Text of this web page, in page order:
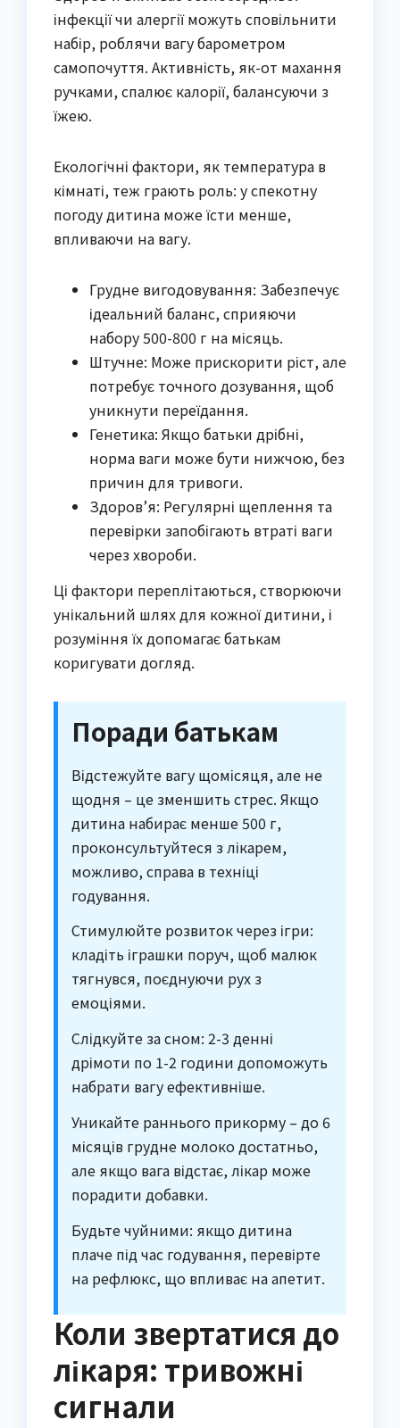
інфекції чи алергії можуть сповільнити
набір, роблячи вагу барометром
самопочуття. Активність, як-от махання
ручками, спалює калорії, балансуючи з
їжею.
Екологічні фактори, як температура в
кімнаті, теж грають роль: у спекотну
погоду дитина може їсти менше,
впливаючи на вагу.
Грудне вигодовування: Забезпечує
ідеальний баланс, сприяючи
набору 500-800 г на місяць.
Штучне: Може прискорити ріст, але
потребує точного дозування, щоб
уникнути переїдання.
Генетика: Якщо батьки дрібні,
норма ваги може бути нижчою, без
причин для тривоги.
Здоров’я: Регулярні щеплення та
перевірки запобігають втраті ваги
через хвороби.
Ці фактори переплітаються, створюючи
унікальний шлях для кожної дитини, і
розуміння їх допомагає батькам
коригувати догляд.
Поради батькам
Відстежуйте вагу щомісяця, але не
щодня – це зменшить стрес. Якщо
дитина набирає менше 500 г,
проконсультуйтеся з лікарем,
можливо, справа в техніці
годування.
Стимулюйте розвиток через ігри:
кладіть іграшки поруч, щоб малюк
тягнувся, поєднуючи рух з
емоціями.
Слідкуйте за сном: 2-3 денні
дрімоти по 1-2 години допоможуть
набрати вагу ефективніше.
Уникайте раннього прикорму – до 6
місяців грудне молоко достатньо,
але якщо вага відстає, лікар може
порадити добавки.
Будьте чуйними: якщо дитина
плаче під час годування, перевірте
на рефлюкс, що впливає на апетит.
Коли звертатися до
лікаря: тривожні
сигнали